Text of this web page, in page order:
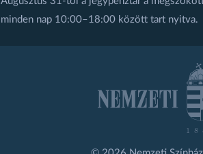
minden nap 10:00–18:00 között tart nyitva.